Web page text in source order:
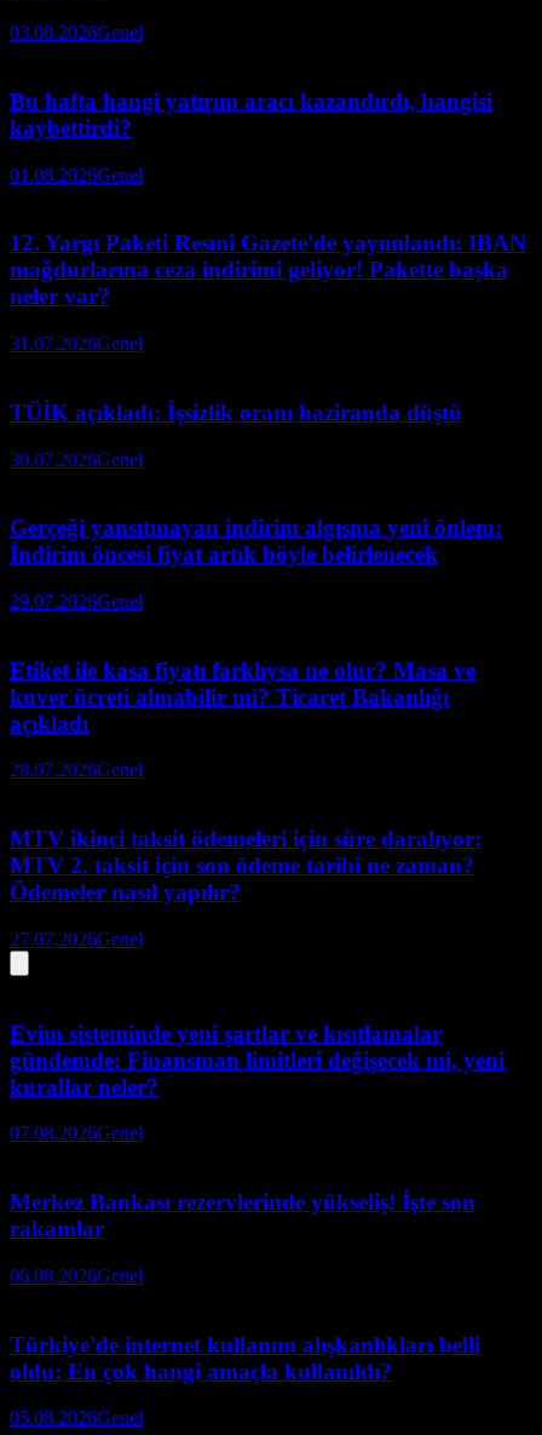
03.08.2026Genel
Bu hafta hangi yatırım aracı kazandırdı, hangisi
kaybettirdi?
01.08.2026Genel
12. Yargı Paketi Resmi Gazete'de yayımlandı: IBAN
mağdurlarına ceza indirimi geliyor! Pakette başka
neler var?
31.07.2026Genel
TÜİK açıkladı: İşsizlik oranı haziranda düştü
30.07.2026Genel
Gerçeği yansıtmayan indirim algısına yeni önlem:
İndirim öncesi fiyat artık böyle belirlenecek
29.07.2026Genel
Etiket ile kasa fiyatı farklıysa ne olur? Masa ve
kuver ücreti alınabilir mi? Ticaret Bakanlığı
açıkladı
28.07.2026Genel
MTV ikinci taksit ödemeleri için süre daralıyor:
MTV 2. taksit için son ödeme tarihi ne zaman?
Ödemeler nasıl yapılır?
27.07.2026Genel
Evim sisteminde yeni şartlar ve kısıtlamalar
gündemde: Finansman limitleri değişecek mi, yeni
kurallar neler?
07.08.2026Genel
Merkez Bankası rezervlerinde yükseliş! İşte son
rakamlar
06.08.2026Genel
Türkiye'de internet kullanım alışkanlıkları belli
oldu: En çok hangi amaçla kullanıldı?
05.08.2026Genel